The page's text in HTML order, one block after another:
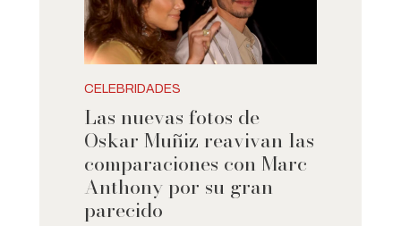
CELEBRIDADES
Las nuevas fotos de
Oskar Muñiz reavivan las
comparaciones con Marc
Anthony por su gran
parecido